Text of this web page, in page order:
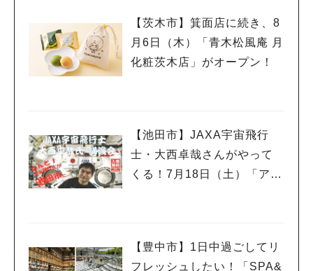
【茨木市】箕面店に続き、8
月6日（木）「青木松風庵 月
化粧茨木店」がオープン！
【池田市】JAXA宇宙飛行
士・大西卓哉さんがやって
くる！7月18日（土）「アマ
【豊中市】1日中過ごしてリ
フレッシュしたい！「SPA&
人気のキーワード